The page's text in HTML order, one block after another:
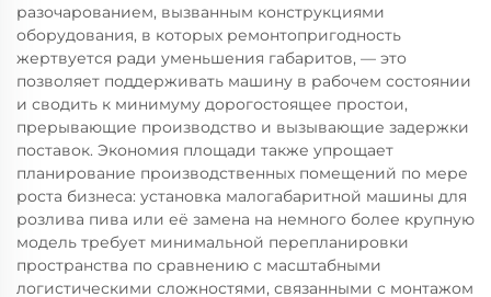
разочарованием, вызванным конструкциями
оборудования, в которых ремонтопригодность
жертвуется ради уменьшения габаритов, — это
позволяет поддерживать машину в рабочем состоянии
и сводить к минимуму дорогостоящее простои,
прерывающие производство и вызывающие задержки
поставок. Экономия площади также упрощает
планирование производственных помещений по мере
роста бизнеса: установка малогабаритной машины для
розлива пива или её замена на немного более крупную
модель требует минимальной перепланировки
пространства по сравнению с масштабными
логистическими сложностями, связанными с монтажом